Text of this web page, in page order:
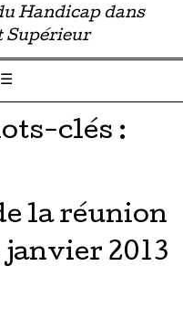
Handicap dans
Supérieur
clés :
la réunion
janvier 2013